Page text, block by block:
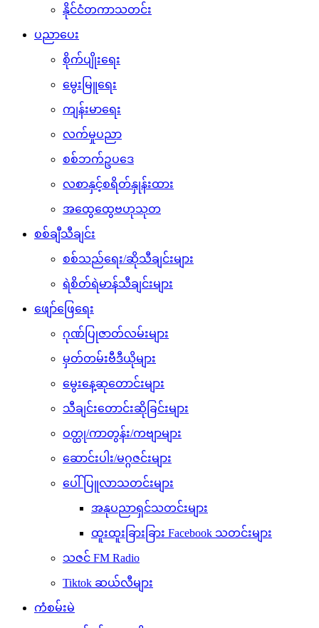
နိုင်ငံတကာသတင်း
ပညာပေး
စိုက်ပျိုးရေး
မွေးမြူရေး
ကျန်းမာရေး
လက်မှုပညာ
စစ်ဘက်ဥပဒေ
လစာနှင့်စရိတ်နှုန်းထား
အထွေထွေဗဟုသုတ
စစ်ချီသီချင်း
စစ်သည်ရေး/ဆိုသီချင်းများ
ရဲစိတ်ရဲမာန်သီချင်းများ
ဖျော်ဖြေရေး
ဂုဏ်ပြုဇာတ်လမ်းများ
မှတ်တမ်းဗီဒီယိုများ
မွေးနေ့ဆုတောင်းများ
သီချင်းတောင်းဆိုခြင်းများ
ဝတ္ထု/ကာတွန်း/ကဗျာများ
ဆောင်းပါး/မဂ္ဂဇင်းများ
ပေါ်ပြူလာသတင်းများ
အနုပညာရှင်သတင်းများ
ထူးထူးခြားခြား Facebook သတင်းများ
သဇင် FM Radio
Tiktok ဆယ်လီများ
ကံစမ်းမဲ